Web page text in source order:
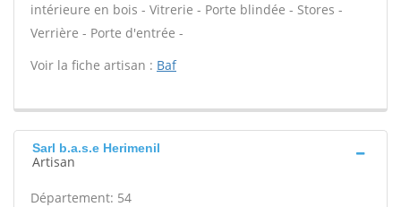
intérieure en bois - Vitrerie - Porte blindée - Stores -
Verrière - Porte d'entrée -
Voir la fiche artisan : Baf
Sarl b.a.s.e Herimenil
Artisan
Département: 54